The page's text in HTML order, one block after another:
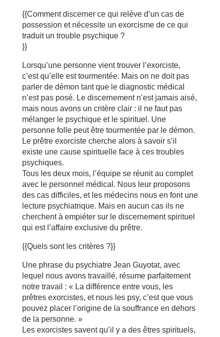
{{Comment discerner ce qui relève d’un cas de
possession et nécessite un exorcisme de ce qui
traduit un trouble psychique ?
}}
Lorsqu’une personne vient trouver l’exorciste,
c’est qu’elle est tourmentée. Mais on ne doit pas
parler de démon tant que le diagnostic médical
n’est pas posé. Le discernement n’est jamais aisé,
mais nous avons un critère clair : il ne faut pas
mélanger le psychique et le spirituel. Une
personne folle peut être tourmentée par le démon.
Le prêtre exorciste cherche alors à savoir s’il
existe une cause spirituelle face à ces troubles
psychiques.
Tous les deux mois, l’équipe se réunit au complet
avec le personnel médical. Nous leur proposons
des cas difficiles, et les médecins nous en font une
lecture psychiatrique. Mais en aucun cas ils ne
cherchent à empiéter sur le discernement spirituel
qui est l’affaire exclusive du prêtre.
{{Quels sont les critères ?}}
Une phrase du psychiatre Jean Guyotat, avec
lequel nous avons travaillé, résume parfaitement
notre travail : « La différence entre vous, les
prêtres exorcistes, et nous les psy, c’est que vous
pouvez placer l’origine de la souffrance en dehors
de la personne. »
Les exorcistes savent qu’il y a des êtres spirituels,